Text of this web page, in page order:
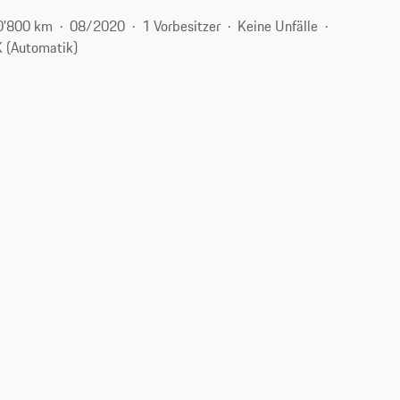
km 08/2020 1 Vorbesitzer
Keine Unfälle
(Automatik)